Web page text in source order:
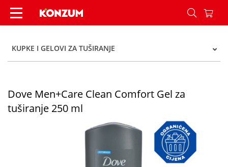
Dove Men+Care Clean Comfort Gel za tuširanje
KUPKE I GELOVI ZA TUŠIRANJE
Dove Men+Care Clean Comfort Gel za
tuširanje 250 ml